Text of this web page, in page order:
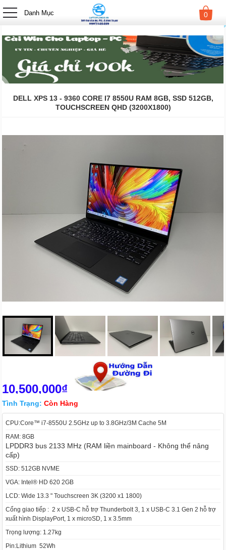
Danh Mục 0
DELL XPS 13 - 9360 CORE I7 8550U RAM 8GB, SSD 512GB,
TOUCHSCREEN QHD (3200X1800)
10,500,000₫
Tình Trạng: Còn Hàng
CPU:Core™ i7-8550U 2.5GHz up to 3.8GHz/3M Cache 5M
RAM: 8GB
LPDDR3 bus 2133 MHz (RAM liền mainboard - Không thể nâng
cấp)
SSD: 512GB NVME
VGA: Intel® HD 620 2GB
LCD: Wide 13.3 " Touchscreen 3K (3200 x1 1800)
Cổng giao tiếp : 2 x USB-C hỗ trợ Thunderbolt 3, 1 x USB-C 3.1 Gen 2 hỗ trợ
xuất hình DisplayPort, 1 x microSD, 1 x 3.5mm
Trọng lượng: 1.27kg
Pin:Lithium 52Wh